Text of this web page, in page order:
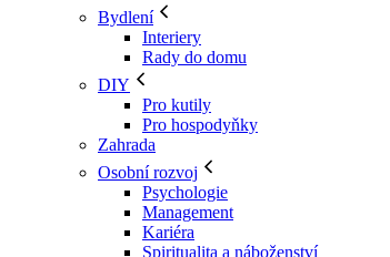
Bydlení
Interiery
Rady do domu
DIY
Pro kutily
Pro hospodyňky
Zahrada
Osobní rozvoj
Psychologie
Management
Kariéra
Spiritualita a náboženství